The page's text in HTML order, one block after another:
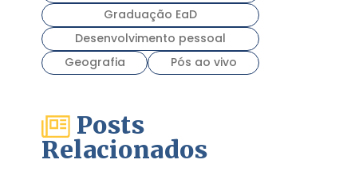
Graduação EaD
Desenvolvimento pessoal
Geografia
Pós ao vivo
Posts
Relacionados